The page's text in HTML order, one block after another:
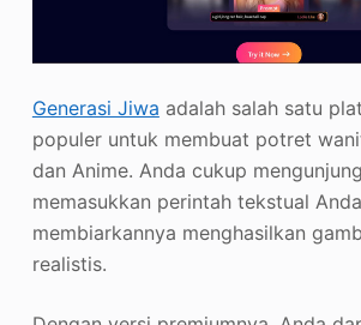
Generasi Jiwa adalah salah satu
populer untuk membuat potret
dan Anime. Anda cukup
memasukkan perintah tekstual
membiarkannya menghasilkan
realistis.